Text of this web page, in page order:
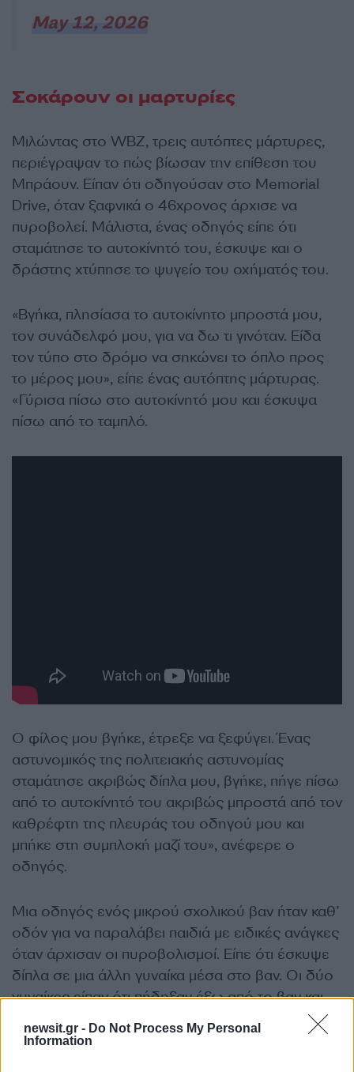
newsit.gr - Do Not Process My Personal
Information
May 12, 2026
Σοκάρουν οι μαρτυρίες
Μιλώντας στο WBZ, τρεις αυτόπτες μάρτυρες,
περιέγραψαν το πώς βίωσαν την επίθεση του
Μπράουν. Είπαν ότι οδηγούσαν στο Memorial
Drive, όταν ξαφνικά ο 46χρονος άρχισε να
πυροβολεί. Μάλιστα, ένας οδηγός είπε ότι
σταμάτησε το αυτοκίνητό του, έσκυψε και ο
δράστης χτύπησε το ψυγείο του οχήματός του.
«Βγήκα, πλησίασα το αυτοκίνητο μπροστά μου,
τον συνάδελφό μου, για να δω τι γινόταν. Είδα
τον τύπο στο δρόμο να σηκώνει το όπλο προς
το μέρος μου», είπε ένας αυτόπτης μάρτυρας.
«Γύρισα πίσω στο αυτοκίνητό μου και έσκυψα
πίσω από το ταμπλό.
Ο φίλος μου βγήκε, έτρεξε να ξεφύγει. Ένας
αστυνομικός της πολιτειακής αστυνομίας
σταμάτησε ακριβώς δίπλα μου, βγήκε, πήγε πίσω
από το αυτοκίνητό του ακριβώς μπροστά από τον
καθρέφτη της πλευράς του οδηγού μου και
μπήκε στη συμπλοκή μαζί του», ανέφερε ο
οδηγός.
Μια οδηγός ενός μικρού σχολικού βαν ήταν καθ’
οδόν για να παραλάβει παιδιά με ειδικές ανάγκες
όταν άρχισαν οι πυροβολισμοί. Είπε ότι έσκυψε
δίπλα σε μια άλλη γυναίκα μέσα στο βαν. Οι δύο
γυναίκες είπαν ότι πήδηξαν έξω από το βαν και
έφυγαν.